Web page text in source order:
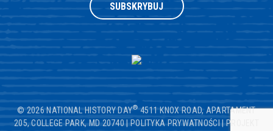
SUBSKRYBUJ
© 2026 NATIONAL HISTORY DAY® 4511 KNOX ROAD, APARTAMENT
205, COLLEGE PARK, MD 20740|POLITYKA PRYWATNOŚCI|PROJEKT